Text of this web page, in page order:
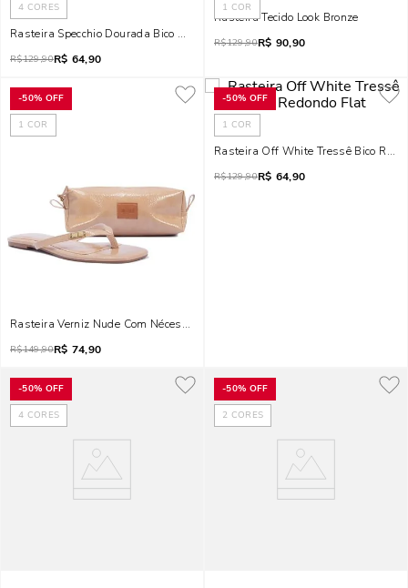
4 CORES
Rasteira Specchio Dourada Bico Quadrado
R$129,90R$ 64,90
1 COR
Rasteira Tecido Look Bronze
R$129,90R$ 90,90
-50% OFF
1 COR
Rasteira Verniz Nude Com Nécessaire
R$149,90R$ 74,90
-50% OFF
1 COR
Rasteira Off White Tressê Bico
R$129,90R$ 64,90
-50% OFF
4 CORES
-50% OFF
2 CORES